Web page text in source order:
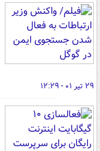
۲۹ تیر ۰۱ - ۱۲:۲۹